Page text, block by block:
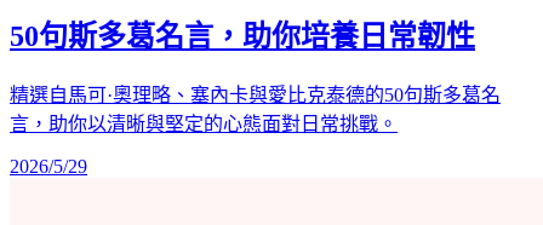
50句斯多葛名言，助你培養日常韌性
精選自馬可·奧理略、塞內卡與愛比克泰德的50句斯多葛名
言，助你以清晰與堅定的心態面對日常挑戰。
2026/5/29